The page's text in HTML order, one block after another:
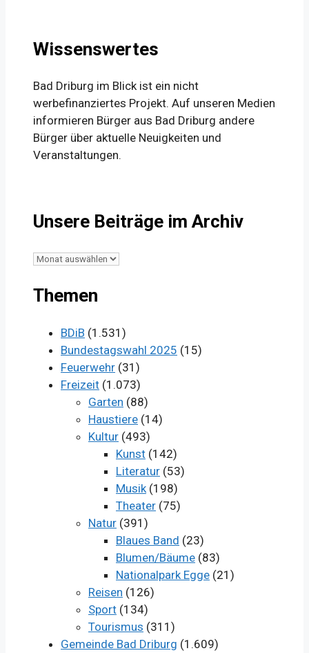
Wissenswertes
Bad Driburg im Blick ist ein nicht
werbefinanziertes Projekt. Auf unseren Medien
informieren Bürger aus Bad Driburg andere
Bürger über aktuelle Neuigkeiten und
Veranstaltungen.
Unsere Beiträge im Archiv
Unsere
im
Themen
BDiB (1.531)
Bundestagswahl 2025 (15)
Feuerwehr (31)
Freizeit (1.073)
Garten (88)
Haustiere (14)
Kultur (493)
Kunst (142)
Literatur (53)
Musik (198)
Theater (75)
Natur (391)
Blaues Band (23)
Blumen/Bäume (83)
Nationalpark Egge (21)
Reisen (126)
Sport (134)
Tourismus (311)
Gemeinde Bad Driburg (1.609)